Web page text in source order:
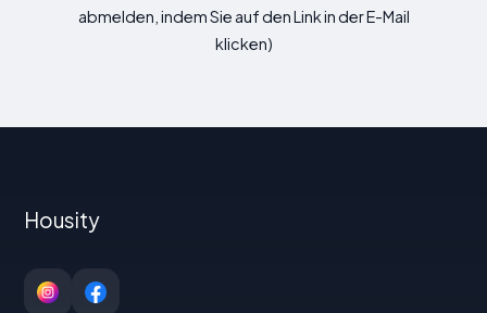
abmelden, indem Sie auf den Link in der E-Mail
klicken)
Housity